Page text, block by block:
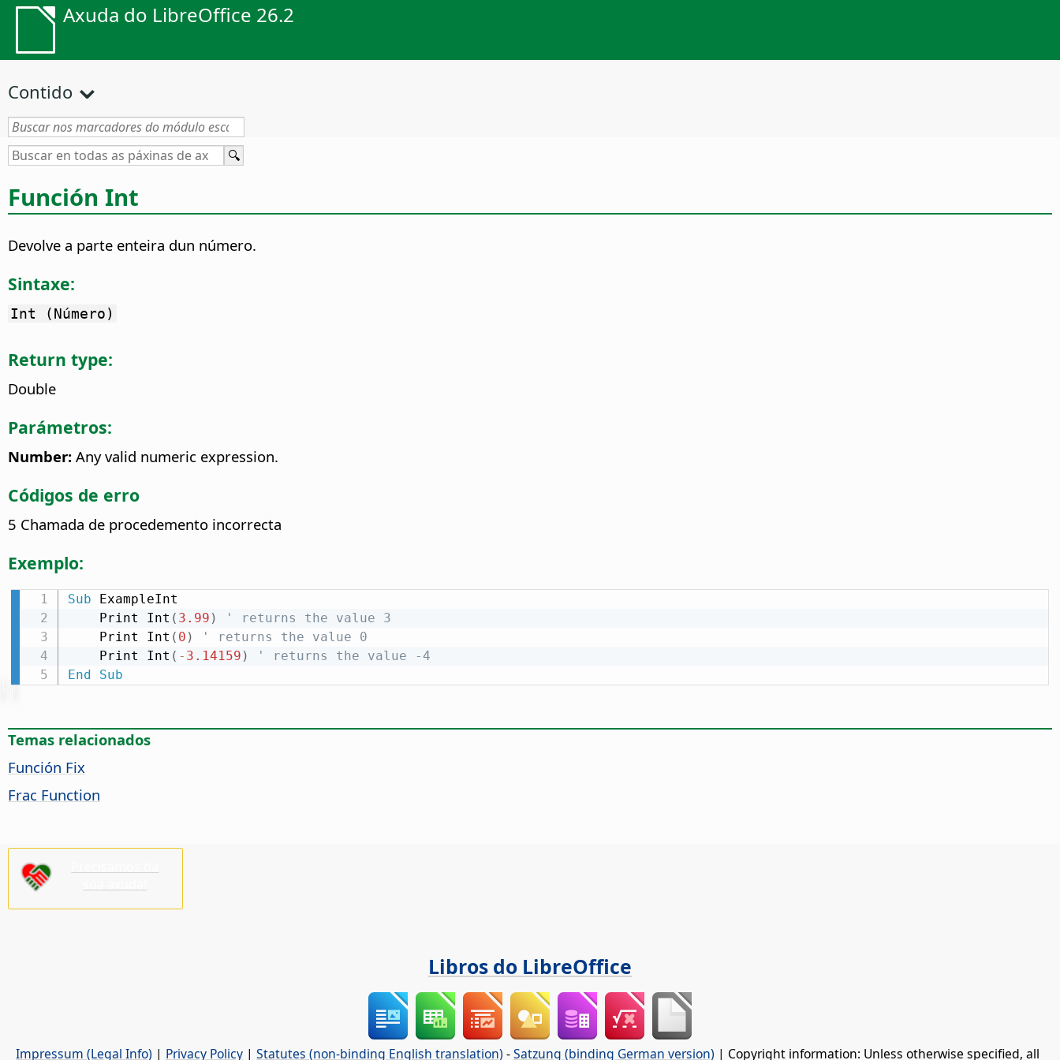
Axuda do LibreOffice 26.2
Contido
Función Int
Devolve a parte enteira dun número.
Sintaxe:
Int (Número)
Return type:
Double
Parámetros:
Number: Any valid numeric expression.
Códigos de erro
5 Chamada de procedemento incorrecta
Exemplo:
Sub ExampleInt
    Print Int
( 3.99 )
' returns the value 3
    Print Int
( 0 )
' returns the value 0
    Print Int
( - 3.14159 )
' returns the value -4
End
Sub
Temas relacionados
Función Fix
Frac Function
Libros do LibreOffice
Impressum (Legal Info) | Privacy Policy | Statutes (non-binding English translation) -Satzung (binding German version) | Copyright information: Unless otherwise specified, all